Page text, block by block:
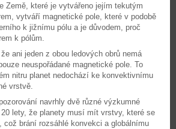
Země, které je vytvářeno jejím tekutým
vytváří magnetické pole, které v podobě
k jižnímu pólu a je důvodem, proč
k pólům.
ani jeden z obou ledových obrů nemá
neuspořádané magnetické pole. To
nitru planet nedochází ke konvektivnímu
vrstvě.
navrhly dvě různé výzkumné
lety, že planety musí mít vrstvy, které se
což brání rozsáhlé konvekci a globálnímu